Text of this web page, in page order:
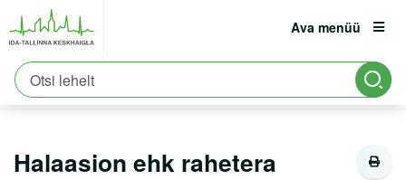
Ava menüü
est
Erakorraline abi
6661900
Avaleht
Haigused
Halaasion ehk rahetera
Halaasion ehk rahetera